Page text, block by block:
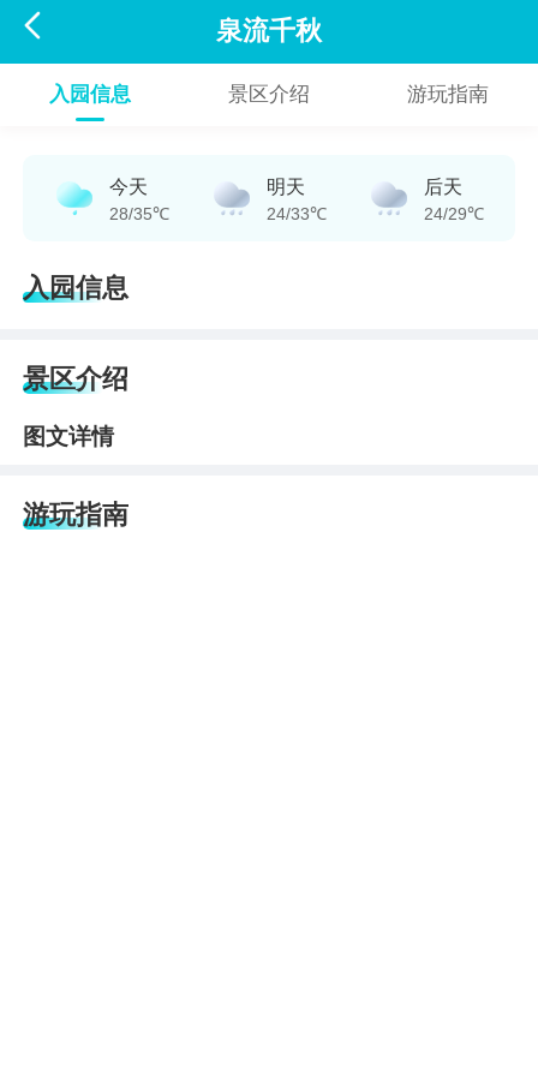
 泉流千秋
入园信息 景区介绍 游玩指南
今天
28/35℃
明天
24/33℃
后天
24/29℃
入园信息
景区介绍
图文详情
游玩指南